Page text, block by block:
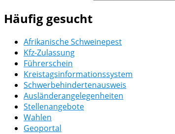
Häufig gesucht
Afrikanische Schweinepest
Kfz-Zulassung
Führerschein
Kreistagsinformationssystem
Schwerbehindertenausweis
Ausländerangelegenheiten
Stellenangebote
Wahlen
Geoportal